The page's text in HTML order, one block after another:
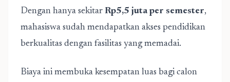
Dengan hanya sekitar Rp5,5 juta per semester,
mahasiswa sudah mendapatkan akses pendidikan
berkualitas dengan fasilitas yang memadai.
Biaya ini membuka kesempatan luas bagi calon